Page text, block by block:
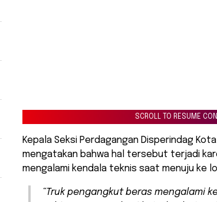
SCROLL TO RESUME
Kepala Seksi Perdagangan Disperindag
mengatakan bahwa hal tersebut terjadi
mengalami kendala teknis saat menuju ke
“Truk pengangkut beras mengalami